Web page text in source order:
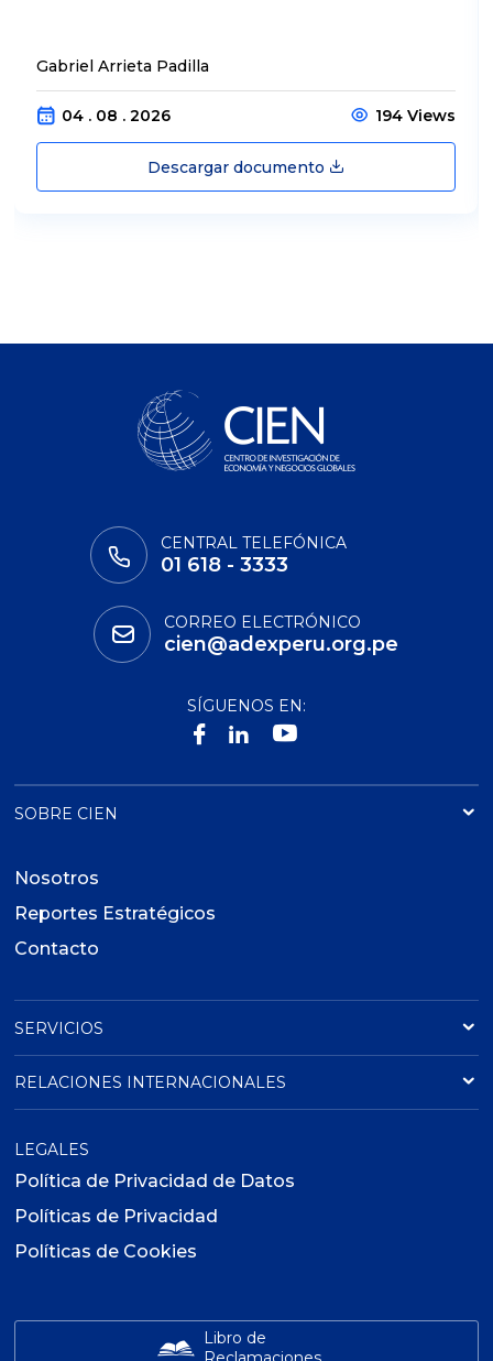
Gabriel Arrieta Padilla
04 . 08 . 2026 194 Views
Descargar documento
CENTRAL TELEFÓNICA
01 618 - 3333
CORREO ELECTRÓNICO
cien@adexperu.org.pe
SÍGUENOS EN:
SOBRE CIEN
Nosotros
Reportes Estratégicos
Contacto
SERVICIOS
RELACIONES INTERNACIONALES
LEGALES
Política de Privacidad de Datos
Políticas de Privacidad
Políticas de Cookies
Libro de